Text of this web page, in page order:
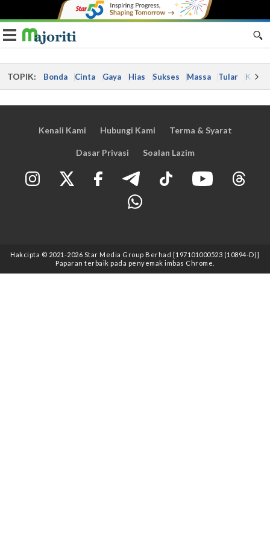
Toggle navigation
TOPIK: Bonda Cinta Gaya Hias Sukses Massa Tular Kes
Kenali Kami Hubungi Kami Terma & Syarat
Dasar Privasi Soalan Lazim
Hakcipta © 2021 -2026 Star Media Group Berhad [197101000523 (10894-D)]
Paparan terbaik pada penyemak imbas Chrome.